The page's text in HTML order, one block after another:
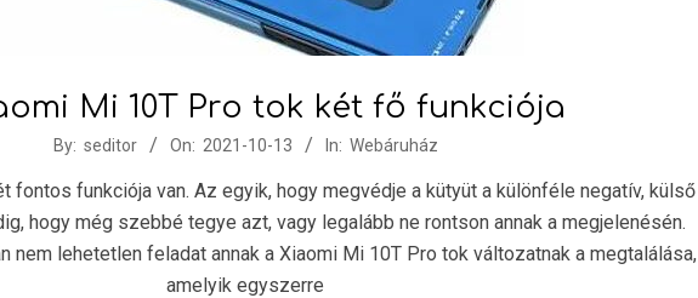
Mi 10T Pro tok két fő funkciója
By: seditor On: 2021-10-13 In: Webáruház
fontos funkciója van. Az egyik, hogy megvédje a kütyüt a különféle negatív, külső
hogy még szebbé tegye azt, vagy legalább ne rontson annak a megjelenésén.
nem lehetetlen feladat annak a Xiaomi Mi 10T Pro tok változatnak a megtalálása,
amelyik egyszerre